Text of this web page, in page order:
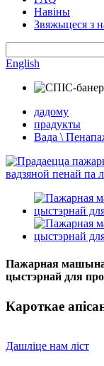
Навіны
Звяжыцеся з
English
дадому
прадукты
Вада \
Пажарная машына
цыстэрнай для
Кароткае
Дашліце нам ліст